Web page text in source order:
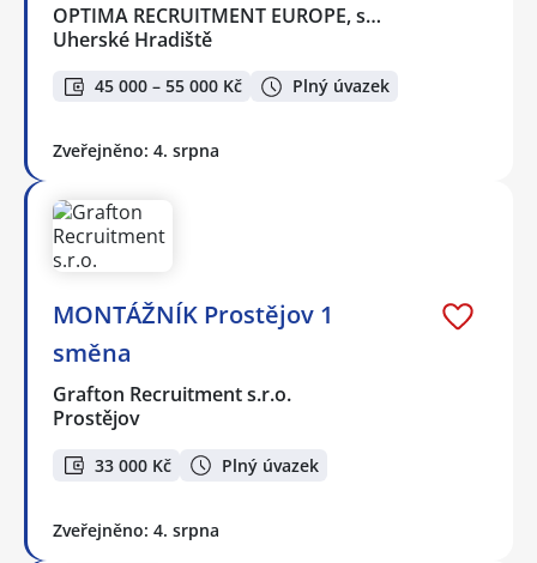
OPTIMA RECRUITMENT EUROPE, s…
Uherské Hradiště
45 000 – 55 000 Kč Plný úvazek
Zveřejněno: 4. srpna
MONTÁŽNÍK Prostějov 1
směna
Grafton Recruitment s.r.o.
Prostějov
33 000 Kč Plný úvazek
Zveřejněno: 4. srpna